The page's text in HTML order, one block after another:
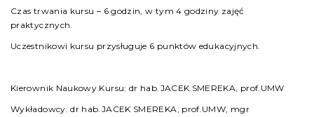
Czas trwania kursu – 6 godzin, w tym 4 godziny zajęć
praktycznych.
Uczestnikowi kursu przysługuje 6 punktów edukacyjnych.
Kierownik Naukowy Kursu: dr hab.JACEK SMEREKA, prof.UMW
Wykładowcy: dr hab.JACEK SMEREKA, prof.UMW, mgr